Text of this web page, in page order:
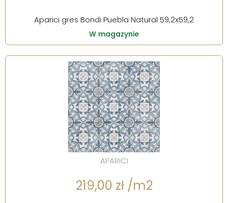
Aparici gres Bondi Puebla Natural 59,2x59,2
W magazynie
APARICI
219,00 zł /m2